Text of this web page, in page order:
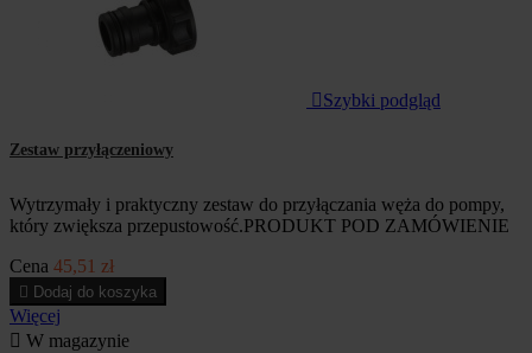
 Szybki podgląd
Zestaw przyłączeniowy
Wytrzymały i praktyczny zestaw do przyłączania węża do pompy,
który zwiększa przepustowość.PRODUKT POD ZAMÓWIENIE
Cena 45,51 zł
 Dodaj do koszyka
Więcej
 W magazynie